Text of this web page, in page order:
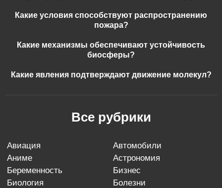
Какие условия способствуют распространению
пожара?
Какие механизмы обеспечивают устойчивость
биосферы?
Какие явления подтверждают движение молекул?
Все рубрики
авиация
автомобили
аниме
астрономия
беременность
бизнес
биология
болезни